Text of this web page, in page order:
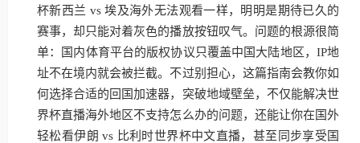
杯新西兰 vs 埃及海外无法观看一样，明明是期待已久的
赛事，却只能对着灰色的播放按钮叹气。问题的根源很简
单：国内体育平台的版权协议只覆盖中国大陆地区，IP地
址不在境内就会被拦截。不过别担心，这篇指南会教你如
何选择合适的回国加速器，突破地域壁垒，不仅能解决世
界杯直播海外地区不支持怎么办的问题，还能让你在国外
轻松看伊朗 vs 比利时世界杯中文直播，甚至同步享受国